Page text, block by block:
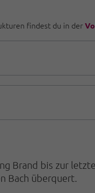
findest du in der
Brand bis zur
Bach überquert.